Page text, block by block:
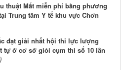
thuật Mắt miễn phí bằng phương
Trung tâm Y tế khu vực Chơn
đạt giải nhất hội thi lực lượng
tự ở cơ sở giỏi cụm thi số 10 lần